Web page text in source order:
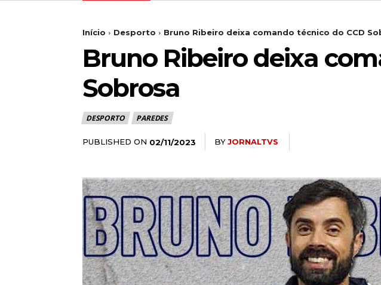
Início Desporto Bruno Ribeiro deixa comando técnico do CCD
Bruno Ribeiro deixa
Sobrosa
DESPORTO PAREDES
PUBLISHED ON 02/11/2023 BYJORNALTVS